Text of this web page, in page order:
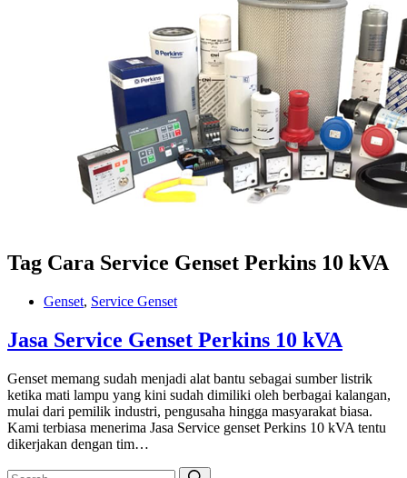
Tag Cara Service Genset Perkins 10 kVA
Genset, Service Genset
Jasa Service Genset Perkins 10 kVA
Genset memang sudah menjadi alat bantu sebagai sumber listrik
ketika mati lampu yang kini sudah dimiliki oleh berbagai kalangan,
mulai dari pemilik industri, pengusaha hingga masyarakat biasa.
Kami terbiasa menerima Jasa Service genset Perkins 10 kVA tentu
dikerjakan dengan tim…